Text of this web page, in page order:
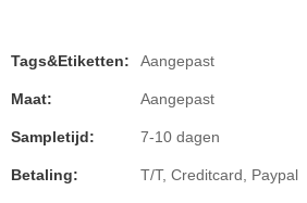
Tags&Etiketten: Aangepast
Maat: Aangepast
Sampletijd: 7-10 dagen
Betaling: T/T, Creditcard, Paypal